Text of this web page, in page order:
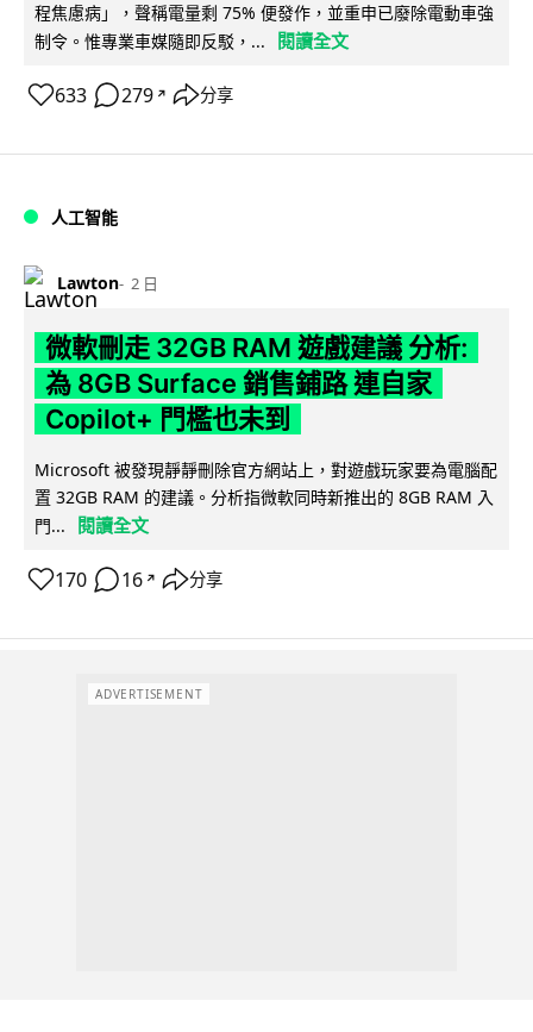
程焦慮病」，聲稱電量剩 75% 便發作，並重申已廢除電動車強
制令。惟專業車媒隨即反駁，...
閱讀全文
633 279 ↗ 分享
人工智能
Lawton 2 日
微軟刪走 32GB RAM 遊戲建議 分析:
為 8GB Surface 銷售鋪路 連自家
Copilot+ 門檻也未到
Microsoft 被發現靜靜刪除官方網站上，對遊戲玩家要為電腦配
置 32GB RAM 的建議。分析指微軟同時新推出的 8GB RAM 入
門...
閱讀全文
170 16 ↗ 分享
ADVERTISEMENT